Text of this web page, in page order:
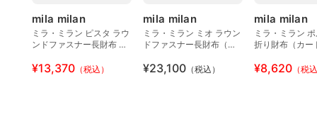
mila milan
ミラ・ミラン ピスタ ラウ
ンドファスナー長財布 純
¥13,370 （税込）
mila milan
ミラ・ミラン ミオ ラウン
ドファスナー長財布（カ
¥23,100 （税込）
mila milan
ミラ・ミラン
折り財布（カー
¥8,620 （税